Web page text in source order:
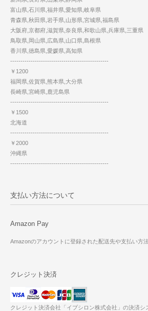
富山県,石川県,福井県,愛知県,岐阜県
青森県,秋田県,岩手県,山形県,宮城県,福島県
大阪府,京都府,滋賀県,奈良県,和歌山県,兵庫県,三重県
鳥取県,岡山県,広島県,山口県,島根県
香川県,徳島県,愛媛県,高知県
------------------------------------------------
￥1200
福岡県,佐賀県,熊本県,大分県
長崎県,宮崎県,鹿児島県
------------------------------------------------
￥1500
北海道
------------------------------------------------
￥2000
沖縄県
------------------------------------------------
支払い方法について
Amazon Pay
Amazonのアカウントに登録された配送先や支払い方
クレジット決済
クレジット決済会社「イプシロン株式会社」の決済シ